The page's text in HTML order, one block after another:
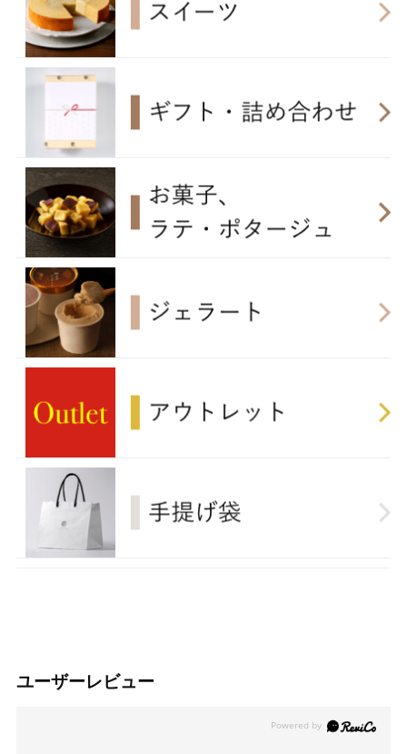
ユーザーレビュー